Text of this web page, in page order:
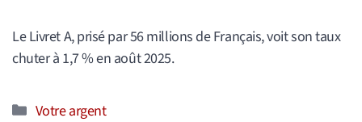
Le Livret A, prisé par 56 millions de Français, voit son taux
chuter à 1,7 % en août 2025.
Catégories
Votre argent